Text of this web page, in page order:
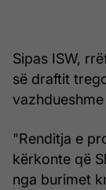
Sipas ISW,
së draftit
"Renditja e
kërkonte që
nga burimet